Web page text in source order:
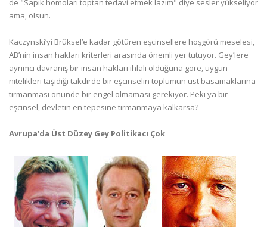
ama, olsun.
Kaczynski’yi Brüksel’e kadar götüren eşcinsellere hoşgörü meselesi,
AB’nin insan hakları kriterleri arasında önemli yer tutuyor. Gey’lere
ayrımcı davranış bir insan hakları ihlali olduğuna göre, uygun
nitelikleri taşıdığı takdirde bir eşcinselin toplumun üst basamaklarına
tırmanması önünde bir engel olmaması gerekiyor. Peki ya bir
eşcinsel, devletin en tepesine tırmanmaya kalkarsa?
Avrupa’da Üst Düzey Gey Politikacı Çok